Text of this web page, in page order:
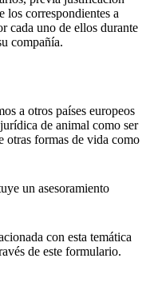
los correspondientes a
cada uno de ellos durante
compañía.
a otros países europeos
de animal como ser
otras formas de vida como
un asesoramiento
con esta temática
de este formulario.